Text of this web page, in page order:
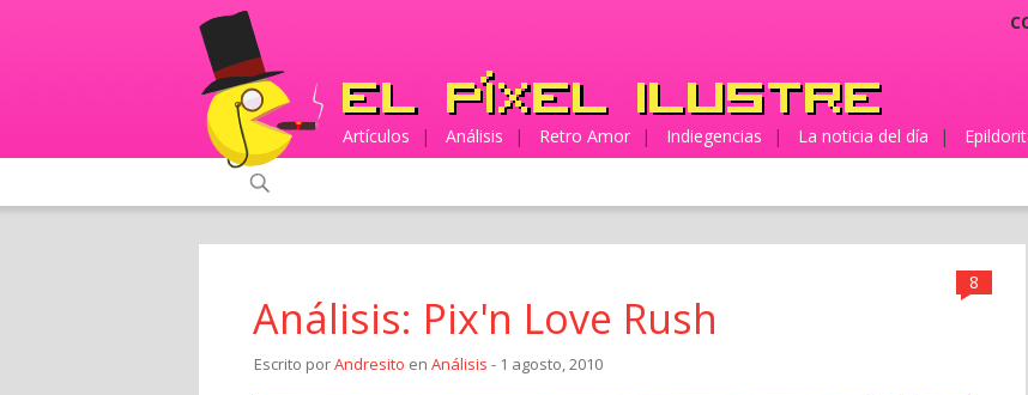
Artículos | Análisis | Retro Amor | Indiegencias | La noticia del día |
8
Análisis: Pix'n Love Rush
Escrito porAndresito en Análisis - 1 agosto, 2010